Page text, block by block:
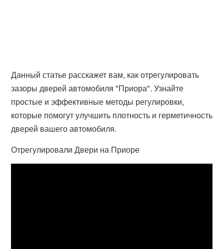
Данный статье расскажет вам, как отрегулировать
зазоры дверей автомобиля "Приора". Узнайте
простые и эффективные методы регулировки,
которые помогут улучшить плотность и герметичность
дверей вашего автомобиля.
Отрегулировали Двери на Приоре